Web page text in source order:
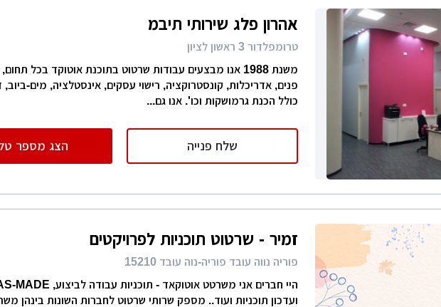
אהרון פלג שירותי תיבמ
טרומפלדור 3 ראשון לציון
משנת 1988 אנו מבצעים עבודות שרטוט בתוכנת אוטוקד בכל
פנים, אדריכלות, קונסטרוקציה, רישוי עסקים, אינסטלציה, מים-
כולל הכנת גרמושקות וכו'. אנו גם...
שלח פנייה הצג מספר
זמיר - שרטוט תוכניות לפרויקטים
פוריה נווה עובד פוריה-נוה עובד 15210
ועדכון תוכניות ועוד.. מספק שרותי שרטוט לחברות השונות בינהן